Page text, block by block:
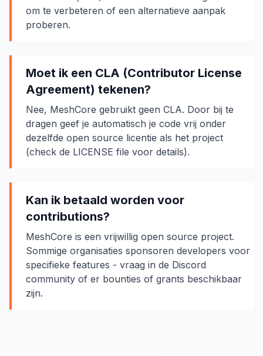
om te verbeteren of een alternatieve aanpak
proberen.
Moet ik een CLA (Contributor License
Agreement) tekenen?
Nee, MeshCore gebruikt geen CLA. Door bij te
dragen geef je automatisch je code vrij onder
dezelfde open source licentie als het project
(check de LICENSE file voor details).
Kan ik betaald worden voor
contributions?
MeshCore is een vrijwillig open source project.
Sommige organisaties sponsoren developers voor
specifieke features - vraag in de Discord
community of er bounties of grants beschikbaar
zijn.